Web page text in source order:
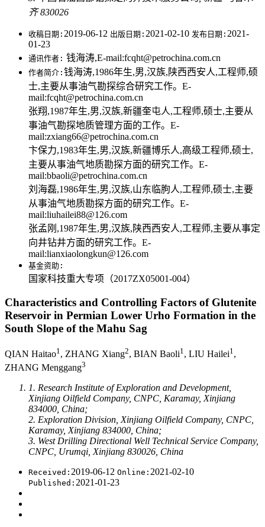
齐 830026
收稿日期: 2019-06-12 出版日期: 2021-02-10 发布日期: 2021-
01-23
通讯作者: 钱海涛,E-mail:fcqht@petrochina.com.cn
作者简介: 钱海涛,1986年生,男,汉族,陕西西安人,工程师,硕
士,主要从事油气勘探综合研究工作。E-
mail:fcqht@petrochina.com.cn
张翔,1987年生,男,汉族,新疆奎屯人,工程师,硕士,主要从
事油气勘探地质管理方面的工作。E-
mail:zxiang66@petrochina.com.cn
卞保力,1983年生,男,汉族,新疆博乐人,高级工程师,硕士,
主要从事油气地质勘探方面的研究工作。E-
mail:bbaoli@petrochina.com.cn
刘海磊,1986年生,男,汉族,山东临朐人,工程师,硕士,主要
从事油气地质勘探方面的研究工作。E-
mail:liuhailei88@126.com
张孟刚,1987年生,男,汉族,陕西西安人,工程师,主要从事定
向井钻井方面的研究工作。E-
mail:lianxiaolongkun@126.com
基金资助:
国家科技重大专项（2017ZX05001-004）
Characteristics and Controlling Factors of Glutenite
Reservoir in Permian Lower Urho Formation in the
South Slope of the Mahu Sag
QIAN Haitao1 , ZHANG Xiang2, BIAN Baoli1 , LIU Hailei1 ,
ZHANG Menggang3
1. Research Institute of Exploration and Development,
Xinjiang Oilfield Company, CNPC, Karamay, Xinjiang
834000, China;
2. Exploration Division, Xinjiang Oilfield Company, CNPC,
Karamay, Xinjiang 834000, China;
3. West Drilling Directional Well Technical Service Company,
CNPC, Urumqi, Xinjiang 830026, China
Received: 2019-06-12 Online: 2021-02-10
Published: 2021-01-23